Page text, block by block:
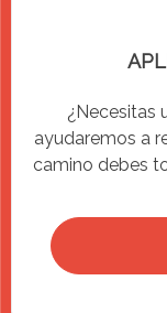
¿Necesitas
ayudaremos a
camino debes